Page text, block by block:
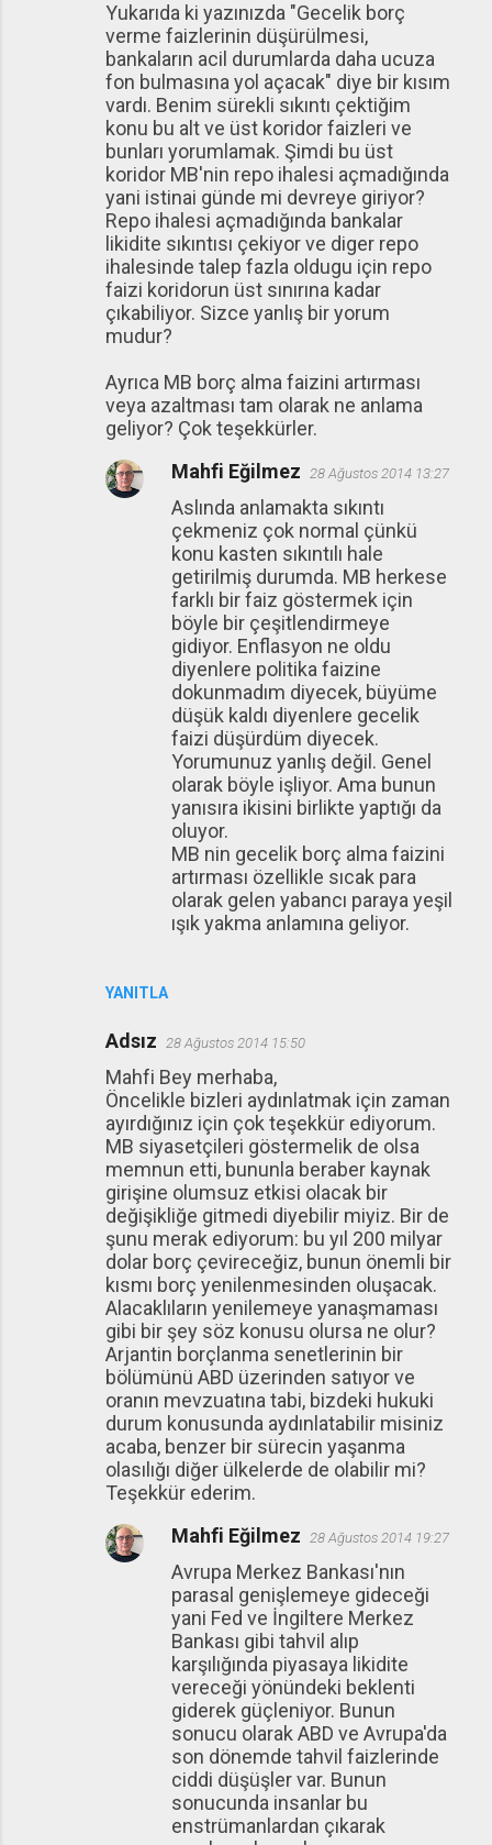
Yukarıda ki yazınızda "Gecelik borç
verme faizlerinin düşürülmesi,
bankaların acil durumlarda daha ucuza
fon bulmasına yol açacak" diye bir kısım
vardı. Benim sürekli sıkıntı çektiğim
konu bu alt ve üst koridor faizleri ve
bunları yorumlamak. Şimdi bu üst
koridor MB'nin repo ihalesi açmadığında
yani istinai günde mi devreye giriyor?
Repo ihalesi açmadığında bankalar
likidite sıkıntısı çekiyor ve diger repo
ihalesinde talep fazla oldugu için repo
faizi koridorun üst sınırına kadar
çıkabiliyor. Sizce yanlış bir yorum
mudur?
Ayrıca MB borç alma faizini artırması
veya azaltması tam olarak ne anlama
geliyor? Çok teşekkürler.
YANITLA
Mahfi Eğilmez 28 Ağustos 2014 13:27
Aslında anlamakta sıkıntı
çekmeniz çok normal çünkü
konu kasten sıkıntılı hale
getirilmiş durumda. MB herkese
farklı bir faiz göstermek için
böyle bir çeşitlendirmeye
gidiyor. Enflasyon ne oldu
diyenlere politika faizine
dokunmadım diyecek, büyüme
düşük kaldı diyenlere gecelik
faizi düşürdüm diyecek.
Yorumunuz yanlış değil. Genel
olarak böyle işliyor. Ama bunun
yanısıra ikisini birlikte yaptığı da
oluyor.
MB nin gecelik borç alma faizini
artırması özellikle sıcak para
olarak gelen yabancı paraya yeşil
ışık yakma anlamına geliyor.
Adsız 28 Ağustos 2014 15:50
Mahfi Bey merhaba,
Öncelikle bizleri aydınlatmak için zaman
ayırdığınız için çok teşekkür ediyorum.
MB siyasetçileri göstermelik de olsa
memnun etti, bununla beraber kaynak
girişine olumsuz etkisi olacak bir
değişikliğe gitmedi diyebilir miyiz. Bir de
şunu merak ediyorum: bu yıl 200 milyar
dolar borç çevireceğiz, bunun önemli bir
kısmı borç yenilenmesinden oluşacak.
Alacaklıların yenilemeye yanaşmaması
gibi bir şey söz konusu olursa ne olur?
Arjantin borçlanma senetlerinin bir
bölümünü ABD üzerinden satıyor ve
oranın mevzuatına tabi, bizdeki hukuki
durum konusunda aydınlatabilir misiniz
acaba, benzer bir sürecin yaşanma
olasılığı diğer ülkelerde de olabilir mi?
Teşekkür ederim.
Mahfi Eğilmez 28 Ağustos 2014 19:27
Avrupa Merkez Bankası'nın
parasal genişlemeye gideceği
yani Fed ve İngiltere Merkez
Bankası gibi tahvil alıp
karşılığında piyasaya likidite
vereceği yönündeki beklenti
giderek güçleniyor. Bunun
sonucu olarak ABD ve Avrupa'da
son dönemde tahvil faizlerinde
ciddi düşüşler var. Bunun
sonucunda insanlar bu
enstrümanlardan çıkarak